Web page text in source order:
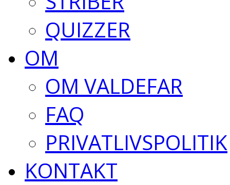
QUIZZER
OM
OM VALDEFAR
FAQ
PRIVATLIVSPOLITIK
KONTAKT